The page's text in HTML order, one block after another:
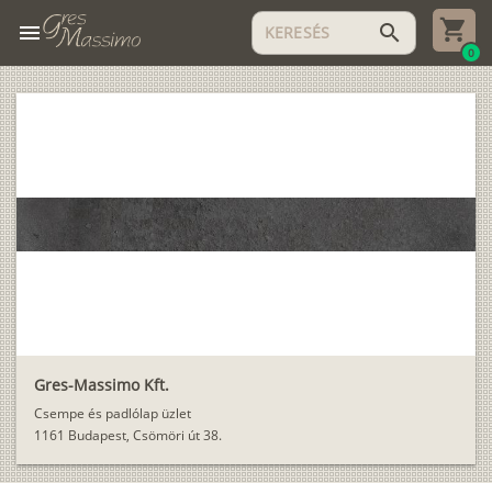
menu search
0
Gres-Massimo Kft.
Csempe és padlólap üzlet
1161 Budapest, Csömöri út 38.